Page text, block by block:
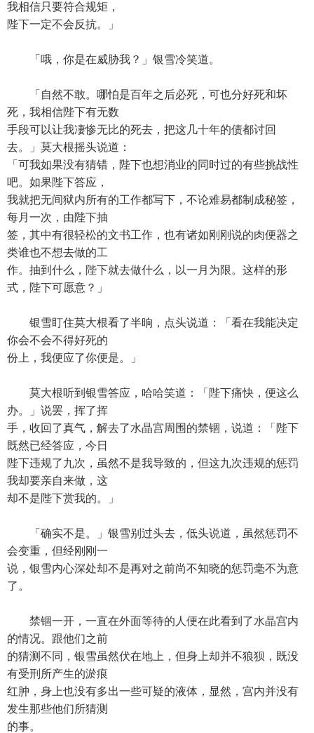
我相信只要符合规矩，
陛下一定不会反抗。」
「哦，你是在威胁我？」银雪冷笑道。
「自然不敢。哪怕是百年之后必死，可也分好死和坏
死，我相信陛下有无数
手段可以让我凄惨无比的死去，把这几十年的债都讨回
去。」莫大根摇头说道：
「可我如果没有猜错，陛下也想消业的同时过的有些挑战性
吧。如果陛下答应，
我就把无间狱内所有的工作都写下，不论难易都制成秘签，
每月一次，由陛下抽
签，其中有很轻松的文书工作，也有诸如刚刚说的肉便器之
类谁也不想去做的工
作。抽到什么，陛下就去做什么，以一月为限。这样的形
式，陛下可愿意？」
银雪盯住莫大根看了半晌，点头说道：「看在我能决定
你会不会不得好死的
份上，我便应了你便是。」
莫大根听到银雪答应，哈哈笑道：「陛下痛快，便这么
办。」说罢，挥了挥
手，收回了真气，解去了水晶宫周围的禁锢，说道：「陛下
既然已经答应，今日
陛下违规了九次，虽然不是我导致的，但这九次违规的惩罚
我却要亲自来做，这
却不是陛下赏我的。」
「确实不是。」银雪别过头去，低头说道，虽然惩罚不
会变重，但经刚刚一
说，银雪内心深处却不是再对之前尚不知晓的惩罚毫不为意
了。
禁锢一开，一直在外面等待的人便在此看到了水晶宫内
的情况。跟他们之前
的猜测不同，银雪虽然伏在地上，但身上却并不狼狈，既没
有受刑所产生的淤痕
红肿，身上也没有多出一些可疑的液体，显然，宫内并没有
发生那些他们所猜测
的事。